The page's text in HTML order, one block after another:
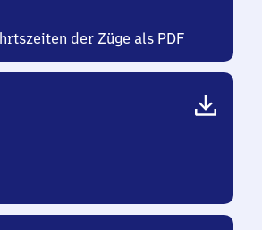
der Züge als PDF